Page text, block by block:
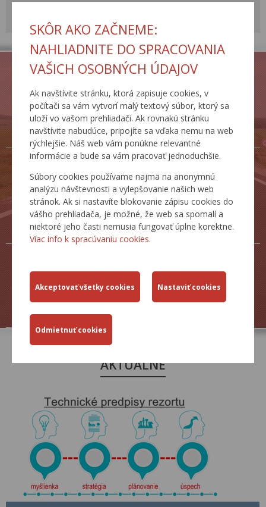
SKÔR AKO ZAČNEME:
NAHLIADNITE DO SPRACOVANIA
VAŠICH OSOBNÝCH ÚDAJOV
Ak navštívite stránku, ktorá zapisuje cookies, v
počítači sa vám vytvorí malý textový súbor, ktorý sa
uloží vo vašom prehliadači. Ak rovnakú stránku
navštívite nabudúce, pripojíte sa vďaka nemu na web
rýchlejšie. Náš web vám ponúkne relevantné
informácie a bude sa vám pracovať jednoduchšie.
Súbory cookies používame najmä na anonymnú
analýzu návštevnosti a vylepšovanie našich web
stránok. Ak si nastavíte blokovanie zápisu cookies do
vášho prehliadača, je možné, že web sa spomalí a
niektoré jeho časti nemusia fungovať úplne korektne.
Viac info k spracúvaniu cookies.
Svetový cestný kongres
ZJAZDNOSŤ.SK
BECEP CESTA
PRE ŽIVOT
CESTNÁ
DATABANKA
DOPRAVNÉ
INŽINIERSTVO
ŽIADOSTI TLAČOVÉ SPRÁVY
AKTUÁLNE